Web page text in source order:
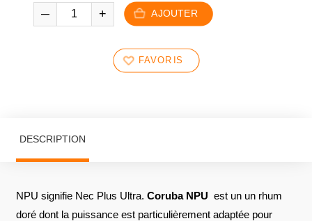
AJOUTER
FAVORIS
DESCRIPTION
NPU signifie Nec Plus Ultra. Coruba NPU est un un rhum
doré dont la puissance est particulièrement adaptée pour